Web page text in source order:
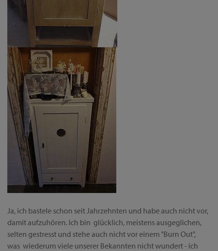
Ja, ich bastele schon seit Jahrzehnten und habe auch nicht vor,
damit aufzuhören. Ich bin glücklich, meistens ausgeglichen,
selten gestresst und stehe auch nicht vor einem "Burn Out",
was wiederum viele unserer Bekannten nicht wundert - ich